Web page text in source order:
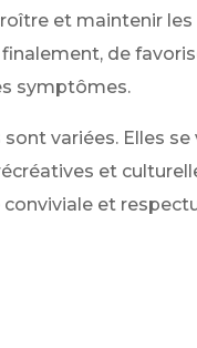
et maintenir
de
symptômes.
sont variées. Elles
et
et